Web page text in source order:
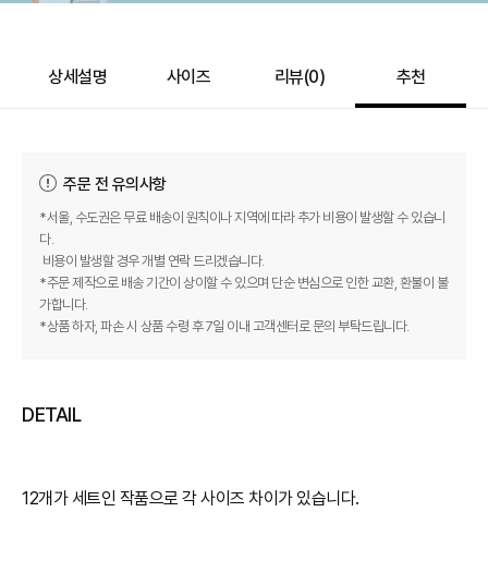
상세설명 사이즈 리뷰(0) 추천
주문 전 유의사항
*서울, 수도권은 무료 배송이 원칙이나 지역에 따라 추가 비용이 발생할 수 있습니
다.
비용이 발생할 경우 개별 연락 드리겠습니다.
*주문 제작으로 배송 기간이 상이할 수 있으며 단순 변심으로 인한 교환, 환불이 불
가합니다.
*상품 하자, 파손 시 상품 수령 후 7일 이내 고객센터로 문의 부탁드립니다.
DETAIL
12개가 세트인 작품으로 각 사이즈 차이가 있습니다.